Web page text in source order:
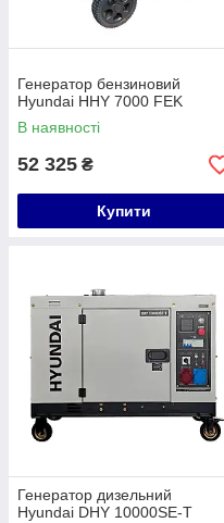
Генератор бензиновий
Hyundai HHY 7000 FEK
В наявності
52 325 ₴
Купити
Генератор дизельний
Hyundai DHY 10000SE-T